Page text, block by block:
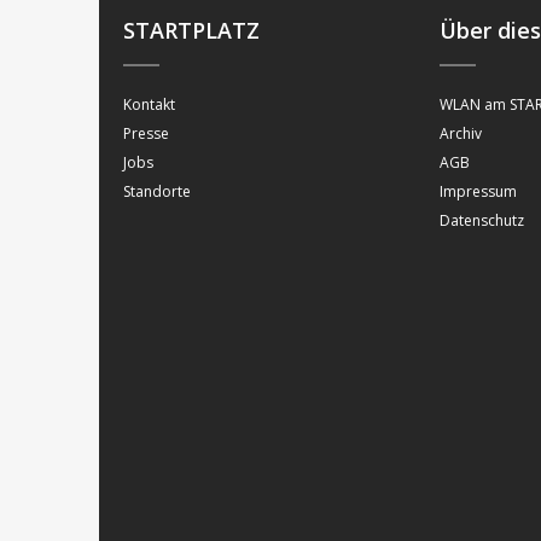
STARTPLATZ
Kontakt
Presse
Jobs
Standorte
Über
WLAN am
Archiv
AGB
Impressum
Datenschutz